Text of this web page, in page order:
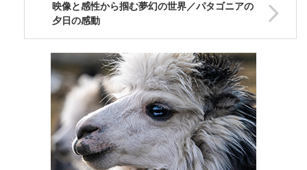
映像と感性から掴む夢幻の世界／パタゴニアの
夕日の感動